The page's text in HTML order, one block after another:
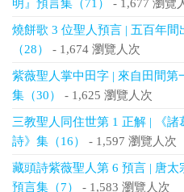
明』預言集（71）
- 1,677 瀏覽
燒餅歌 3 位聖人預言 | 五百年
（28）
- 1,674 瀏覽人次
紫薇聖人掌中田字 | 來自田間
集（30）
- 1,625 瀏覽人次
三教聖人同住世第 1 正解 | 《
詩》集（16）
- 1,597 瀏覽人次
藏頭詩紫薇聖人第 6 預言 | 唐太
預言集（7）
- 1,583 瀏覽人次